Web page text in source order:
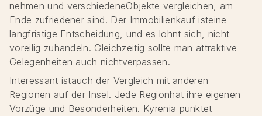
nehmen und verschiedeneObjekte vergleichen, am
Ende zufriedener sind. Der Immobilienkauf isteine
langfristige Entscheidung, und es lohnt sich, nicht
voreilig zuhandeln. Gleichzeitig sollte man attraktive
Gelegenheiten auch nichtverpassen.
Interessant istauch der Vergleich mit anderen
Regionen auf der Insel. Jede Regionhat ihre eigenen
Vorzüge und Besonderheiten. Kyrenia punktet